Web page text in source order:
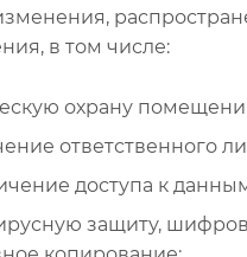
в том числе:
охрану
ответственного
доступа к
защиту,